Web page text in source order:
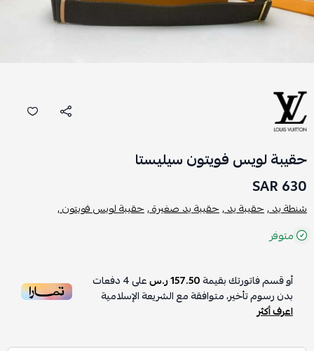
حقيبة لويس فويتون سيليستا
630 SAR
شنطة يد ,حقيبة يد ,حقيبة يد صغيرة ,حقيبة لويس فويتون ,
متوفر
أو قسم فاتورتك بقيمة157.50 ر.س على4دفعات
بدون رسوم تأخير، متوافقة مع الشريعة الإسلامية
اعرف أكثر